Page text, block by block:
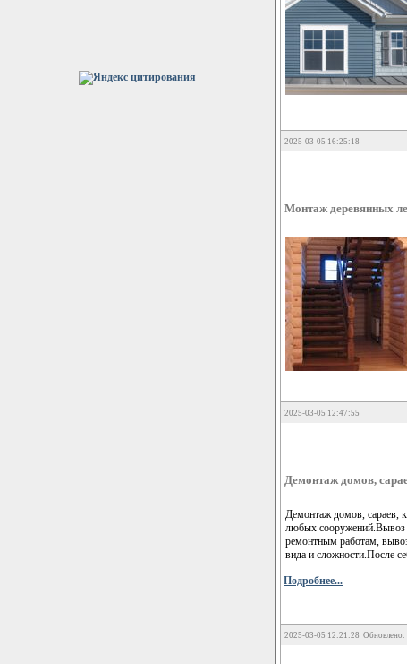
2025-03-05 16:25:18
Монтаж деревянных
2025-03-05 12:47:55
Демонтаж домов,
Демонтаж домов, сараев,
любых сооружений.Вывоз
ремонтным работам,
вида и сложности.После
Подробнее...
2025-03-05 12:21:28 Обновлено: